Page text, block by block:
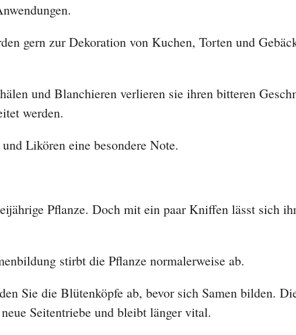
gern zur Dekoration von Kuchen, Torten und
und Blanchieren verlieren sie ihren bitteren
werden.
Likören eine besondere Note.
Pflanze. Doch mit ein paar Kniffen lässt sich
stirbt die Pflanze normalerweise ab.
Sie die Blütenköpfe ab, bevor sich Samen bilden.
Seitentriebe und bleibt länger vital.